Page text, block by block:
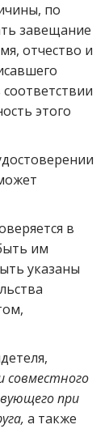
по
завещание
отчество и
этого
в
им
указаны
совместного
при
а также